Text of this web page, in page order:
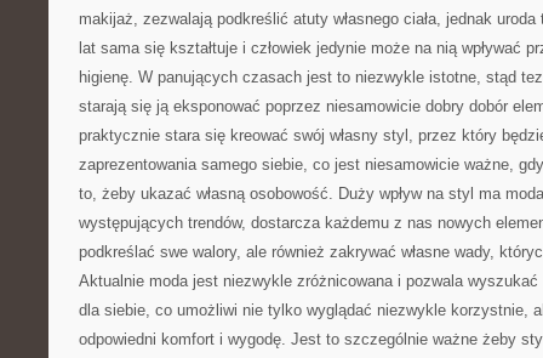
makijaż, zezwalają podkreślić atuty własnego ciała, jednak
lat sama się kształtuje i człowiek jedynie może na nią wpływać
higienę. W panujących czasach jest to niezwykle istotne, stąd
starają się ją eksponować poprzez niesamowicie dobry dobór
praktycznie stara się kreować swój własny styl, przez który
zaprezentowania samego siebie, co jest niesamowicie ważne,
to, żeby ukazać własną osobowość. Duży wpływ na styl ma
występujących trendów, dostarcza każdemu z nas nowych
podkreślać swe walory, ale również zakrywać własne wady,
Aktualnie moda jest niezwykle zróżnicowana i pozwala wyszukać
dla siebie, co umożliwi nie tylko wyglądać niezwykle korzystnie,
odpowiedni komfort i wygodę. Jest to szczególnie ważne żeby